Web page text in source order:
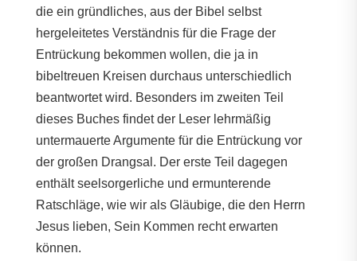
die ein gründliches, aus der Bibel selbst
hergeleitetes Verständnis für die Frage der
Entrückung bekommen wollen, die ja in
bibeltreuen Kreisen durchaus unterschiedlich
beantwortet wird. Besonders im zweiten Teil
dieses Buches findet der Leser lehrmäßig
untermauerte Argumente für die Entrückung vor
der großen Drangsal. Der erste Teil dagegen
enthält seelsorgerliche und ermunterende
Ratschläge, wie wir als Gläubige, die den Herrn
Jesus lieben, Sein Kommen recht erwarten
können.